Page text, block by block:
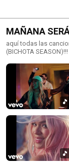
MAÑANA
💔😈
aquí todas las
(BICHOTA